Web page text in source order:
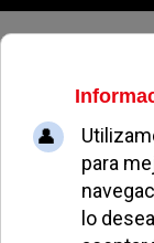
El
áreas